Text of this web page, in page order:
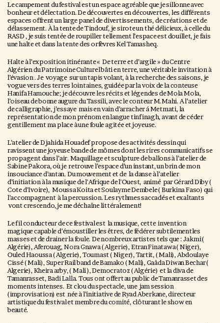
Le campement du festival est un espace agréable que je sillonne avec
bonheur et délectation. De découvertes en découvertes, les différents
espaces offrent un large panel de divertissements, de créations et de
délassement. À la tente de Tindouf, je sirote un thé délicieux, à celle du
RASD , je suis tentée de roupiller tellement l’espace est douillet, je fais
une halte et dans la tente des orfèvres Kel Tamasheq.
Halte à l’exposition itinérante « De terre et d’argile » du Centre
Algérien du Patrimoine Culturel bâti en terre, une véritable invitation à
l’évasion . Je voyage sur un tapis volant, à la recherche des saisons, je
vogue vers des terres lointaines, guidée par la voix de la conteuse
Hanifa Hamouche; je découvre les récits et légendes de Mola Mola,
l’oiseau de bonne augure du Tassili, avec le conteur M.Mahi. A l’atelier
de calligraphie, j’essaye mais en vain d’arracher á Metmati, la
représentation de mon prénom en langue tinfinagh, avant de céder
gentillement ma place à une foule agitée et joyeuse.
L’atelier de Djahida Houadef propose des activités dessin qui
ravissent une joyeuse bande de mômes dont les rires communicatifs se
propagent dans l’air. Maquillage et sculpture de ballons à l’atelier de
Sabine Pakora, où je retrouve l’espace d’un instant, un brin de mon
insouciance d’antan. Du mouvement et de la danse à l’atelier
d’initiation à la musique de l'Afrique de l'Ouest, animé par Gérard Diby (
Cote d'Ivoire), Moussa Koita et Soulayme Dembele ( Burkina Faso) qui
l’accompagnent à la percussion. Les rythmes saccadés et exaltants
vont crescendo,je me déchaîne littéralement!
Le fil conducteur de ce festival est la musique, cette invention
magique capable d’émoustiller les êtres, de fédérer subtilementles
masses et de drainer la foule. De nombreux artistes tels que : Jakmi (
Algérie), Aferouag, Nora Gnawa ( Algerie), Etran Finatawa ( Niger),
Ouled Haoussa ( Algerie), Toumast ( Niger), Tartit, ( Mali), Abdoulaye
Cissé ( Mali), Super Rail band de Bamako ( Mali), Gaâda Diwan Bechar (
Algerie), Kheira arby, ( Mali ), Democratoz ( Algérie) et la diva de
Tamanrasset, Badi Lalla. Tous ont offert au public de Tamanrasset des
moments intenses. Et clou du spectacle, une jam session
(improvisation) est née à l’initiative de Ryad Aberkane, directeur
artistique du festival et membre du comité, clôturant le show en
beauté.